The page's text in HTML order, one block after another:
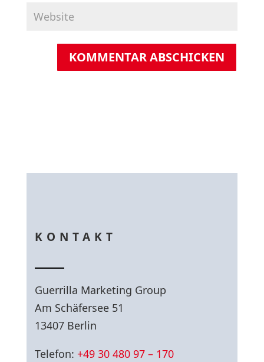
KOMMENTAR ABSCHICKEN
KONTAKT
Guerrilla Marketing Group
Am Schäfersee 51
13407 Berlin
Telefon: +49 30 480 97 – 170